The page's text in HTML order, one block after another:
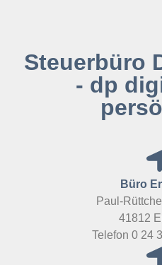
Steuerbüro
- dp
Büro
Paul-
41812
Telefon 0 24